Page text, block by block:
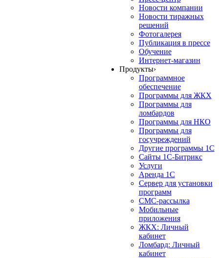
Новости компании
Новости тиражных
решений
Фотогалерея
Публикация в прессе
Обучение
Интернет-магазин
Продукты›
Программное
обеспечение
Программы для ЖКХ
Программы для
ломбардов
Программы для НКО
Программы для
госучреждений
Другие программы 1С
Сайты 1С-Битрикс
Услуги
Аренда 1С
Сервер для установки
программ
СМС-рассылка
Мобильные
приложения
ЖКХ: Личный
кабинет
Ломбард: Личный
кабинет